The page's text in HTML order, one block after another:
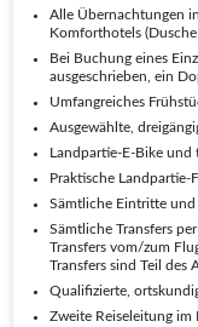
Alle Übernachtungen
Komforthotels
Bei Buchung eines
ausgeschrieben, ein
Umfangreiches
Ausgewählte,
Landpartie-E-Bike und
Praktische Landpartie-
Sämtliche Eintritte und
Sämtliche Transfers
Transfers vom/zum
Transfers sind Teil des
Qualifizierte,
Zweite Reiseleitung im